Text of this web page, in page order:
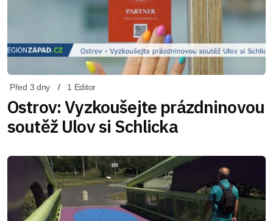
Před 3 dny 1 Editor
Ostrov: Vyzkoušejte prázdninovou
soutěž Ulov si Schlicka